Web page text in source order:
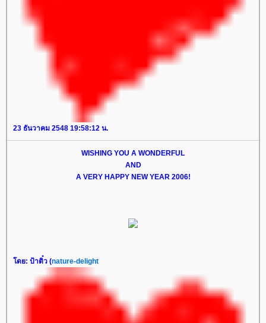
23 ธันวาคม 2548 19:58:12 น.
WISHING YOU A WONDERFUL
AND
A VERY HAPPY NEW YEAR 2006!
ดย: ป้าติ๋ว (nature-delight